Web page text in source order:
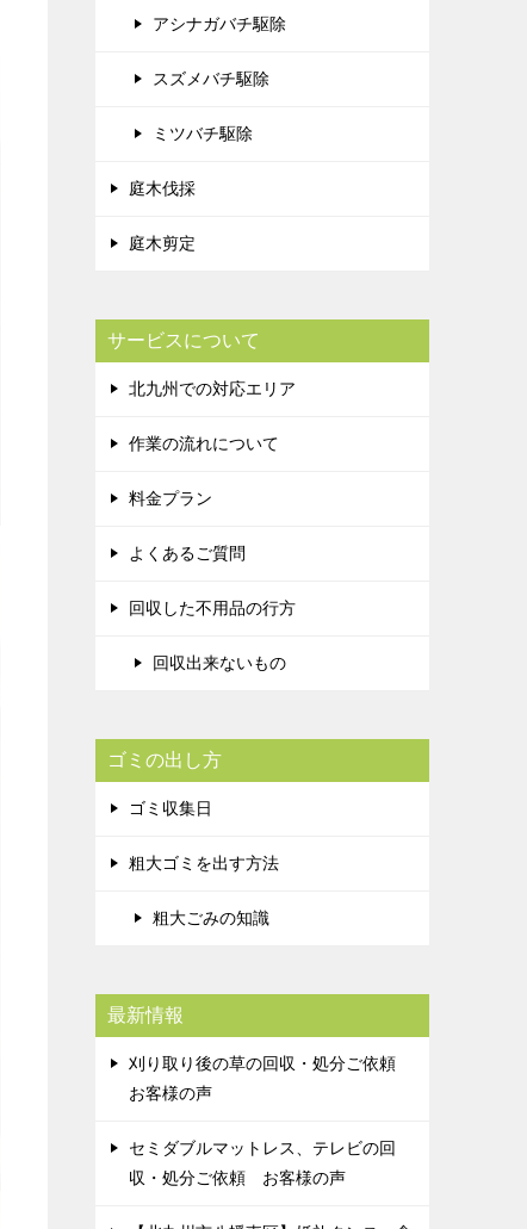
アシナガバチ駆除
スズメバチ駆除
ミツバチ駆除
庭木伐採
庭木剪定
サービスについて
北九州での対応エリア
作業の流れについて
料金プラン
よくあるご質問
回収した不用品の行方
回収出来ないもの
ゴミの出し方
ゴミ収集日
粗大ゴミを出す方法
粗大ごみの知識
最新情報
刈り取り後の草の回収・処分ご依頼
お客様の声
セミダブルマットレス、テレビの回
収・処分ご依頼 お客様の声